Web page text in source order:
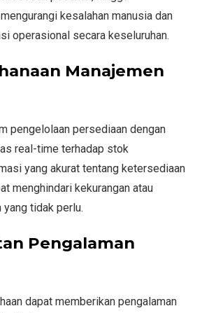
kesalahan manusia dan
operasional secara keseluruhan.
Manajemen
pengelolaan persediaan dengan
real-time terhadap stok
yang akurat tentang ketersediaan
menghindari kekurangan atau
tidak perlu.
Pengalaman
dapat memberikan pengalaman